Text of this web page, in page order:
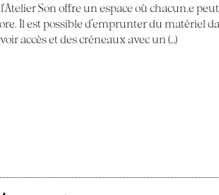
Son offre un espace où chacun.e peut
Il est possible d’emprunter du matériel
accès et des créneaux avec un (…)